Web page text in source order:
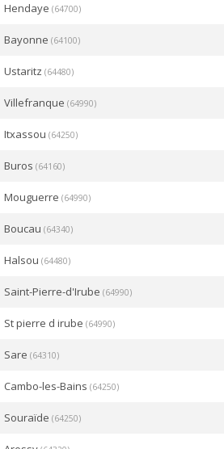
Hendaye (64700)
Bayonne (64100)
Ustaritz (64480)
Villefranque (64990)
Itxassou (64250)
Buros (64160)
Mouguerre (64990)
Boucau (64340)
Halsou (64480)
Saint-Pierre-d'Irube (64990)
St pierre d irube (64990)
Sare (64310)
Cambo-les-Bains (64250)
Souraïde (64250)